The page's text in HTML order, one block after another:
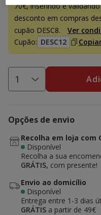
70€, inserindo e
desconto em compras
cupão DESC8.
Ver
Cupão: DESC12
Opções de envio
Recolha em loja com
Disponível
Recolha a sua
GRÁTIS, com presente!
Envio ao domicílio
Disponível
Entrega entre 1-3 dias
GRÁTIS a partir de 49€